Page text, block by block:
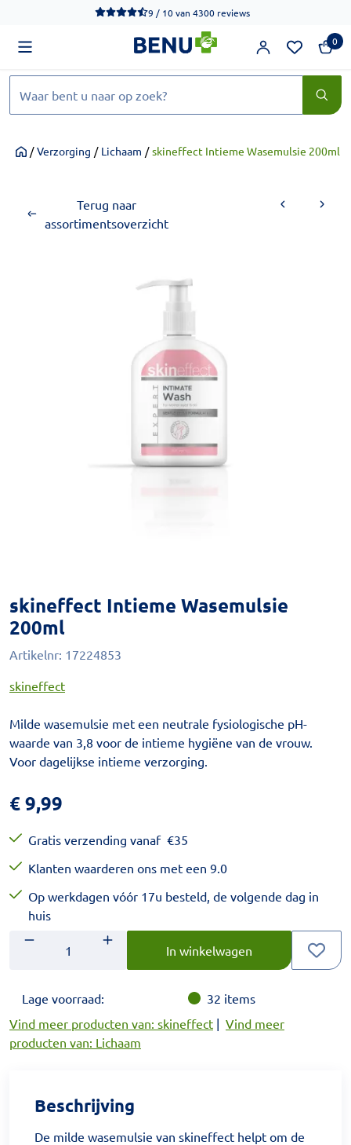
We werken momenteel hard aan het verbeteren van de
9 / 10van 4300 reviews
0
Home/ Verzorging / Lichaam / skineffect Intieme Wasemulsie 200ml
Terug naar
assortimentsoverzicht
skineffect Intieme Wasemulsie
200ml
Artikelnr: 17224853
skineffect
Milde wasemulsie met een neutrale fysiologische pH-
waarde van 3,8 voor de intieme hygiëne van de vrouw.
Voor dagelijkse intieme verzorging.
€9,99
Gratis verzending vanaf €35
Klanten waarderen ons met een 9.0
Op werkdagen vóór 17u besteld, de volgende dag in
huis
Aantal
Voer het gewenste aantal in.
In winkelwagen
Lage voorraad: 32 items
Vind meer producten van: skineffect | Vind meer
producten van: Lichaam
Beschrijving
De milde wasemulsie van skineffect helpt om de